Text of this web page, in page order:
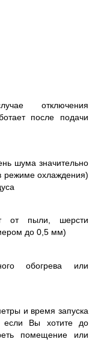
отключения
после подачи
шума значительно
режиме охлаждения)
от пыли, шерсти
до 0,5 мм)
обогрева или
и время запуска
если Вы хотите до
помещение или